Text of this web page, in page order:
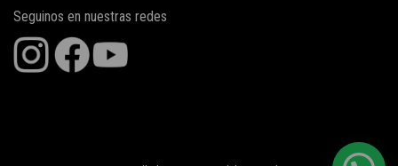
Seguinos en nuestras redes